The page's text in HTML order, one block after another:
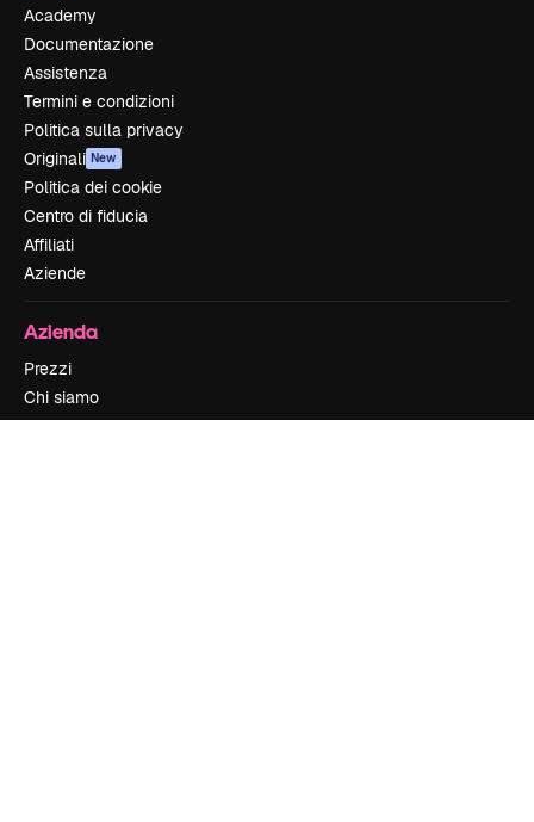
Academy
Documentazione
Assistenza
Termini e condizioni
Politica sulla privacy
Originali New
Politica dei cookie
Centro di fiducia
Affiliati
Aziende
Azienda
Prezzi
Chi siamo
Recensioni